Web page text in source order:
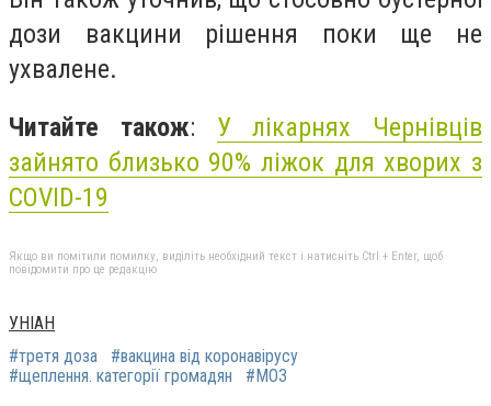
дози вакцини рішення поки ще не
ухвалене.
Читайте також: У лікарнях Чернівців
зайнято близько 90% ліжок для хворих з
COVID-19
Якщо ви помітили помилку, виділіть необхідний текст і натисніть Ctrl + Enter, щоб
повідомити про це редакцію
УНІАН
#третя доза
#вакцина від коронавірусу
#щеплення. категорії громадян
#МОЗ